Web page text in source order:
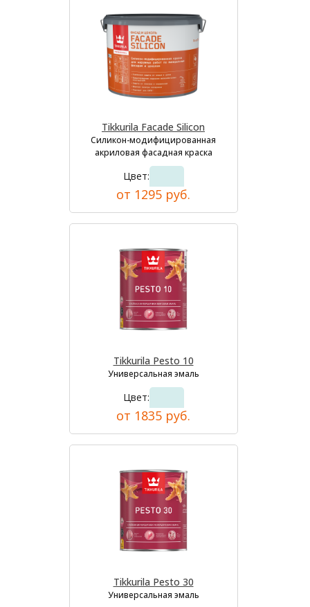
Tikkurila Facade Silicon
Силикон-модифицированная
акриловая фасадная краска
Цвет:
от 1295 руб.
Tikkurila Pesto 10
Универсальная эмаль
Цвет:
от 1835 руб.
Tikkurila Pesto 30
Универсальная эмаль